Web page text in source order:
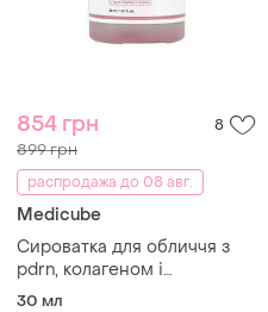
854 грн 8
899 грн
распродажа до 08 авг.
Medicube
Сироватка для обличчя з
pdrn, колагеном і
пептидами medicube
30 мл